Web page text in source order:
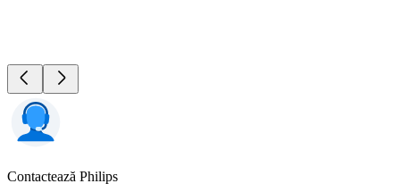
Contactează Philips